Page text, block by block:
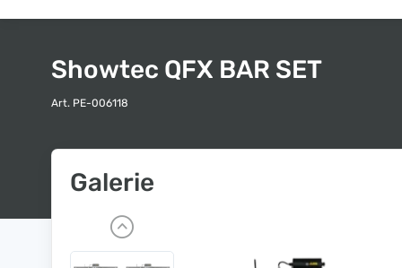
Showtec QFX BAR SET
Art. PE-006118
Galerie
P
r